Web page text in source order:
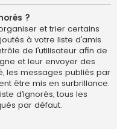
?
et trier certains
à votre liste d’amis
de l’utilisateur afin de
et leur envoyer des
les messages publiés par
être mis en surbrillance.
d’ignorés, tous les
par défaut.